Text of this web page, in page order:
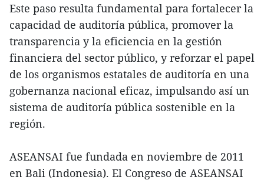
Este paso resulta fundamental para fortalecer la
capacidad de auditoría pública, promover la
transparencia y la eficiencia en la gestión
financiera del sector público, y reforzar el papel
de los organismos estatales de auditoría en una
gobernanza nacional eficaz, impulsando así un
sistema de auditoría pública sostenible en la
región.
ASEANSAI fue fundada en noviembre de 2011
en Bali (Indonesia). El Congreso de ASEANSAI